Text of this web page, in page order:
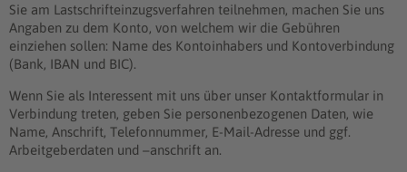
Sie am Lastschrifteinzugsverfahren teilnehmen, machen Sie uns
Angaben zu dem Konto, von welchem wir die Gebühren
einziehen sollen: Name des Kontoinhabers und Kontoverbindung
(Bank, IBAN und BIC).
Wenn Sie als Interessent mit uns über unser Kontaktformular in
Verbindung treten, geben Sie personenbezogenen Daten, wie
Name, Anschrift, Telefonnummer, E-Mail-Adresse und ggf.
Arbeitgeberdaten und –anschrift an.